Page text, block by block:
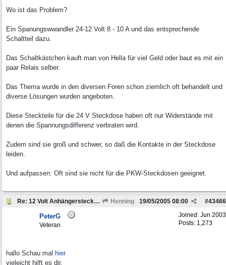
Wo ist das Problem?
Ein Spanungswwandler 24-12 Volt 8 - 10 A und das entsprechende
Schaltteil dazu.
Das Schaltkästchen kauft man von Hella für viel Geld oder baut es mit ein
paar Relais selber.
Das Thema wurde in den diversen Foren schon ziemlich oft behandelt und
diverse Lösungen wurden angeboten.
Diese Steckteile für die 24 V Steckdose haben oft nur Widerstände mit
denen die Spannungsdifferenz verbraten wird.
Zudem sind sie groß und schwer, so daß die Kontakte in der Steckdose
leiden.
Und aufpassen: Oft sind sie nicht für die PKW-Steckdosen geeignet.
Re: 12 Volt Anhängersteckdose bei 24 V Bordspannun Henning #43466
19/05/2005 08:00
Joined: Jun 2003
Posts: 1,273
PeterG
Veteran
hallo Schau mal hier
vieleicht hilft es dir.